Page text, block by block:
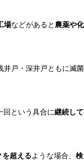
場などがあると 農薬や
井戸・深井戸ともに滅
回という具合に継続し
を超えるような場合、